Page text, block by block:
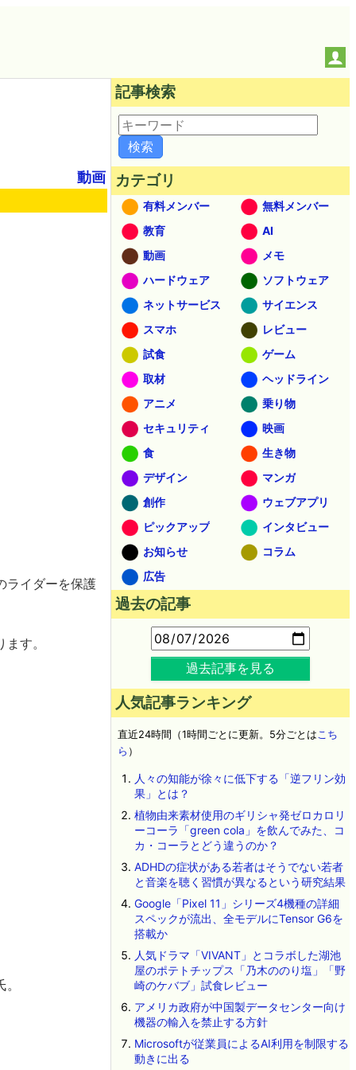
動画
ライダーを保護
す。
記事検索
カテゴリ
有料メンバー
無料メンバー
教育
AI
動画
メモ
ハードウェア
ソフトウェア
ネットサービス
サイエンス
スマホ
レビュー
試食
ゲーム
取材
ヘッドライン
アニメ
乗り物
セキュリティ
映画
食
生き物
デザイン
マンガ
創作
ウェブアプリ
ピックアップ
インタビュー
お知らせ
コラム
広告
過去の記事
過去記事を見る
人気記事ランキング
直近24時間（1時間ごとに更新。5分ごとはこち
ら ）
人々の知能が徐々に低下する「逆フリン効
果」とは？
植物由来素材使用のギリシャ発ゼロカロリ
ーコーラ「green cola」を飲んでみた、コ
カ・コーラとどう違うのか？
ADHDの症状がある若者はそうでない若者
と音楽を聴く習慣が異なるという研究結果
Google「Pixel 11」シリーズ4機種の詳細
スペックが流出、全モデルにTensor G6を
搭載か
人気ドラマ「VIVANT」とコラボした湖池
屋のポテトチップス「乃木ののり塩」「野
崎のケバブ」試食レビュー
アメリカ政府が中国製データセンター向け
機器の輸入を禁止する方針
Microsoftが従業員によるAI利用を制限する
動きに出る